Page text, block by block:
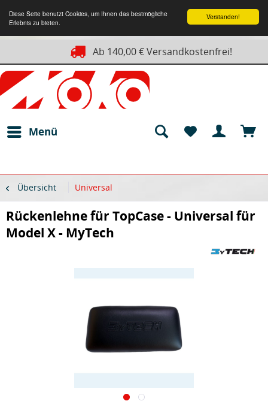
Verstanden!
Diese Seite benutzt Cookies, um Ihnen das bestmögliche
Erlebnis zu bieten.
Ab 140,00 € Versandkostenfrei!
Menü
Übersicht Universal
Rückenlehne für TopCase - Universal für
Model X - MyTech